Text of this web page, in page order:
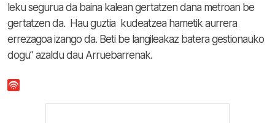
leku segurua da baina kalean gertatzen dana metroan be
gertatzen da. Hau guztia kudeatzea hametik aurrera
errezagoa izango da. Beti be langileakaz batera gestionauko
dogu” azaldu dau Arruebarrenak.